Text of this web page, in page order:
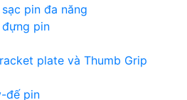
pin đa năng
pin
plate và Thumb Grip
đế pin